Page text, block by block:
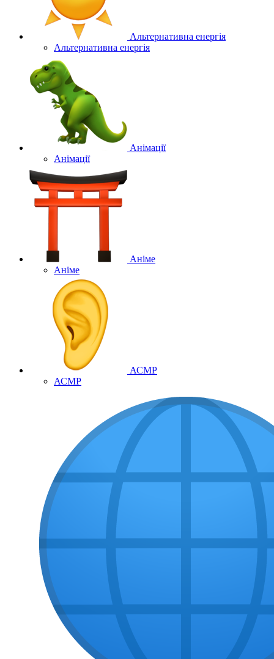
Альтернативна енергія
Альтернативна енергія
Анімації
Анімації
Аніме
Аніме
АСМР
АСМР